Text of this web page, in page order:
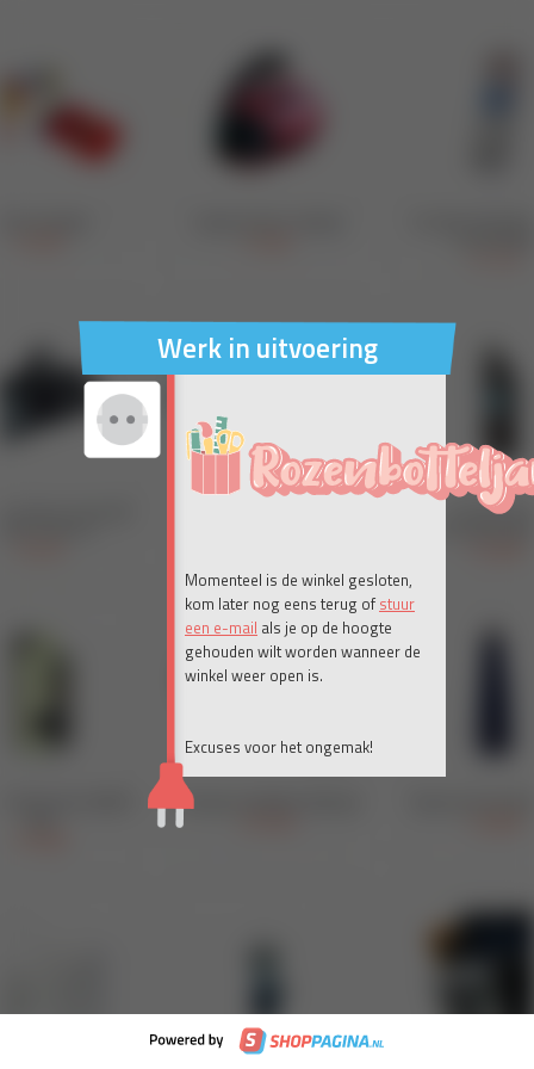
Werk in uitvoering
Momenteel is de winkel gesloten,
kom later nog eens terug of stuur
een e-mail als je op de hoogte
gehouden wilt worden wanneer de
winkel weer open is.
Excuses voor het ongemak!